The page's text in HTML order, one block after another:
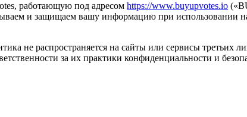
работающую под адресом https://www.buyupvotes.io
и защищаем вашу информацию при использовании
не распространяется на сайты или сервисы
за их практики конфиденциальности и